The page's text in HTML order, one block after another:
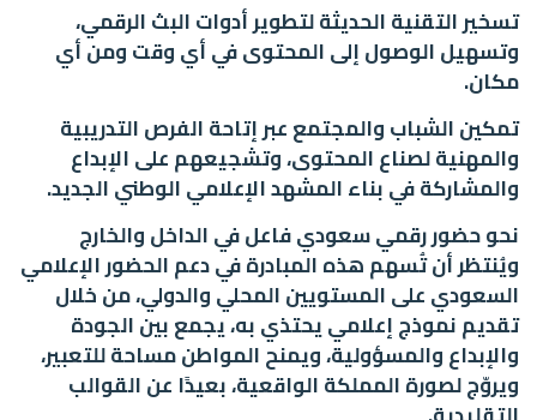
تسخير التقنية الحديثة لتطوير أدوات البث الرقمي،
وتسهيل الوصول إلى المحتوى في أي وقت ومن أي
مكان.
تمكين الشباب والمجتمع عبر إتاحة الفرص التدريبية
والمهنية لصناع المحتوى، وتشجيعهم على الإبداع
والمشاركة في بناء المشهد الإعلامي الوطني الجديد.
نحو حضور رقمي سعودي فاعل في الداخل والخارج
ويُنتظر أن تُسهم هذه المبادرة في دعم الحضور الإعلامي
السعودي على المستويين المحلي والدولي، من خلال
تقديم نموذج إعلامي يحتذي به، يجمع بين الجودة
والإبداع والمسؤولية، ويمنح المواطن مساحة للتعبير،
ويروّج لصورة المملكة الواقعية، بعيدًا عن القوالب